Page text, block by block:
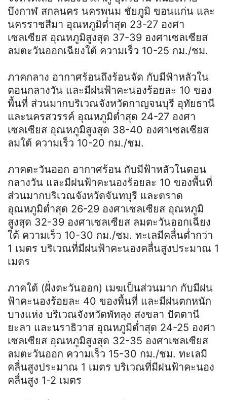
บึงกาฬ สกลนคร นครพนม ชัยภูมิ ขอนแก่น และ
นครราชสีมา อุณหภูมิต่ำสุด 23-27 องศา
เซลเซียส อุณหภูมิสูงสุด 37-39 องศาเซลเซียส
ลมตะวันออกเฉียงใต้ ความเร็ว 10-25 กม./ชม.
ภาคกลาง อากาศร้อนถึงร้อนจัด กับมีฟ้าหลัวใน
ตอนกลางวัน และมีฝนฟ้าคะนองร้อยละ 10 ของ
พื้นที่ ส่วนมากบริเวณจังหวัดกาญจนบุรี อุทัยธานี
และนครสวรรค์ อุณหภูมิต่ำสุด 24-27 องศา
เซลเซียส อุณหภูมิสูงสุด 38-40 องศาเซลเซียส
ลมใต้ ความเร็ว 10-20 กม./ชม.
ภาคตะวันออก อากาศร้อน กับมีฟ้าหลัวในตอน
กลางวัน และมีฝนฟ้าคะนองร้อยละ 10 ของพื้นที่
ส่วนมากบริเวณจังหวัดจันทบุรี และตราด
อุณหภูมิต่ำสุด 26-29 องศาเซลเซียส อุณหภูมิ
สูงสุด 32-39 องศาเซลเซียส ลมตะวันออกเฉียง
ใต้ ความเร็ว 10-30 กม./ชม. ทะเลมีคลื่นต่ำกว่า
1 เมตร บริเวณที่มีฝนฟ้าคะนองคลื่นสูงประมาณ 1
เมตร
ภาคใต้ (ฝั่งตะวันออก) เมฆเป็นส่วนมาก กับมีฝน
ฟ้าคะนองร้อยละ 40 ของพื้นที่ และมีฝนตกหนัก
บางแห่ง บริเวณจังหวัดพัทลุง สงขลา ปัตตานี
ยะลา และนราธิวาส อุณหภูมิต่ำสุด 24-25 องศา
เซลเซียส อุณหภูมิสูงสุด 32-35 องศาเซลเซียส
ลมตะวันออก ความเร็ว 15-30 กม./ชม. ทะเลมี
คลื่นสูงประมาณ 1 เมตร บริเวณที่มีฝนฟ้าคะนอง
คลื่นสูง 1-2 เมตร